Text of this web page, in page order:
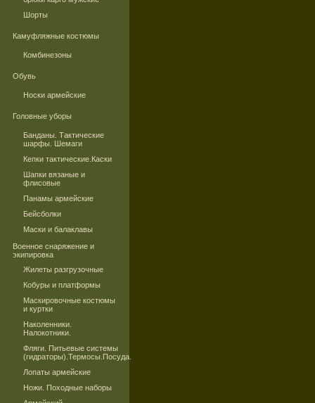
Шорты
Камуфляжные костюмы
Комбинезоны
Обувь
Носки армейские
Головные уборы
Банданы. Тактические
шарфы. Шемаги
Кепки тактические.Каски
Шапки вязаные и
флисовые
Панамы армейские
Бейсболки
Маски и балаклавы
Военное снаряжение и
экипировка
Жилеты разгрузочные
Кобуры и платформы
Маскировочные костюмы
и куртки
Наколенники.
Налокотники.
Фляги. Питьевые системы
(гидраторы).Термосы.Посуда.
Лопаты армейские
Ножи. Походные наборы